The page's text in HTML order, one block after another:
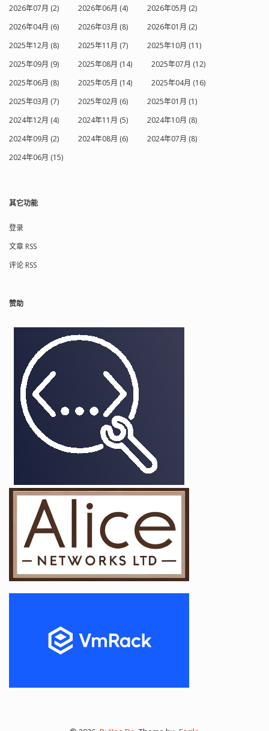
2026年07月 (2) 2026年06月 (4)
2026年05月 (2)
2026年04月 (6)
2026年03月 (8)
2026年01月 (2)
2025年12月 (8)
2025年11月 (7)
2025年10月 (11)
2025年09月 (9)
2025年08月 (14)
2025年07月 (12)
2025年06月 (8)
2025年05月 (14)
2025年04月 (16)
2025年03月 (7)
2025年02月 (6)
2025年01月 (1)
2024年12月 (4)
2024年11月 (5)
2024年10月 (8)
2024年09月 (2)
2024年08月 (6)
2024年07月 (8)
2024年06月 (15)
其它功能
登录
文章 RSS
评论 RSS
赞助